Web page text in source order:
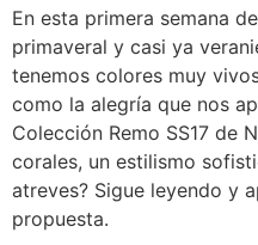
En esta primera semana
primaveral y casi ya
tenemos colores muy
como la alegría que nos
Colección Remo SS17 de
corales, un estilismo
atreves? Sigue leyendo y
propuesta.